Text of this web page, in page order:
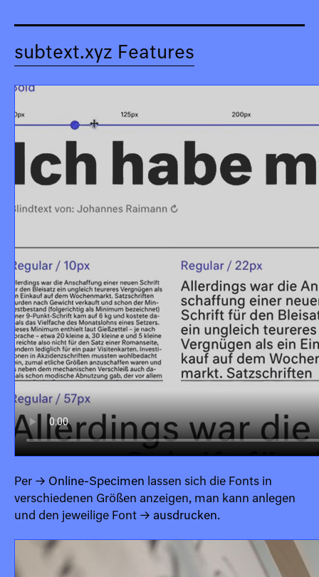
subtext.xyz Features
Per → Online-Specimen lassen sich die Fonts in
verschiedenen Größen anzeigen, man kann anlegen
und den jeweilige Font → ausdrucken.